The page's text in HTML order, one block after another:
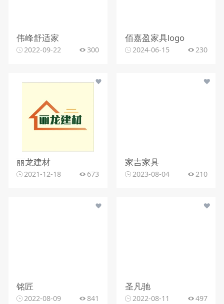
伟峰舒适家
2022-09-22 300
佰嘉盈家具logo
2024-06-15 230
丽龙建材
2021-12-18 673
家吉家具
2023-08-04 210
铭匠
2022-08-09 841
圣凡驰
2022-08-11 497